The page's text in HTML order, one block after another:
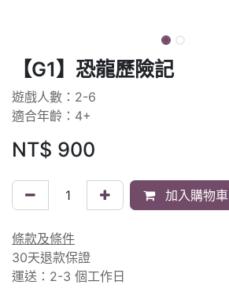
【G1】恐龍歷險記
遊戲人數：2-6
適合年齡：4+
NT$ 900
加入購物車
條款及條件
30天退款保證
運送：2-3 個工作日